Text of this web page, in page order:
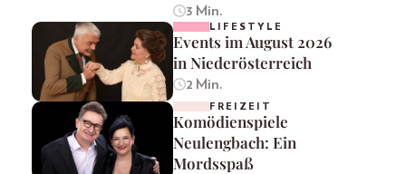
3 Min.
LIFESTYLE
Events im August 2026
in Niederösterreich
2 Min.
FREIZEIT
Komödienspiele
Neulengbach: Ein
Mordsspaß